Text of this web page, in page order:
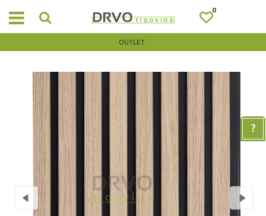
0
OUTLET